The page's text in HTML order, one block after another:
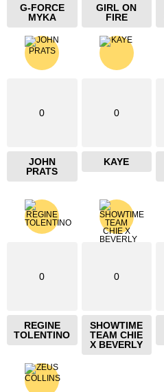
G-FORCE
MYKA
GIRL ON
FIRE
0
JOHN
PRATS
0
KAYE
0
REGINE
TOLENTINO
0
SHOWTIME
TEAM CHIE
X BEVERLY